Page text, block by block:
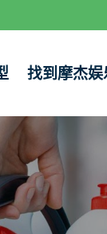
找到摩杰